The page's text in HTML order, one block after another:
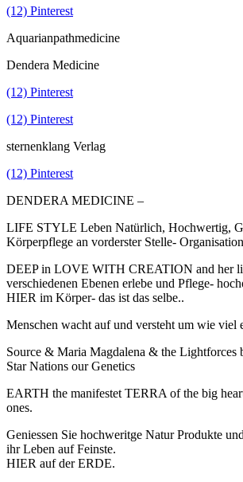
(12) Pinterest
Aquarianpathmedicine
Dendera Medicine
(12) Pinterest
(12) Pinterest
sternenklang Verlag
(12) Pinterest
DENDERA MEDICINE –
LIFE STYLE Leben Natürlich, Hochwertig,
Körperpflege an vorderster Stelle-
DEEP in LOVE WITH CREATION and her
verschiedenen Ebenen erlebe und Pflege-
HIER im Körper- das ist das selbe..
Menschen wacht auf und versteht um wie viel
Source & Maria Magdalena & the Lightforces
Star Nations our Genetics
EARTH the manifestet TERRA of the big
ones.
Geniessen Sie hochweritge Natur Produkte
ihr Leben auf Feinste.
HIER auf der ERDE.